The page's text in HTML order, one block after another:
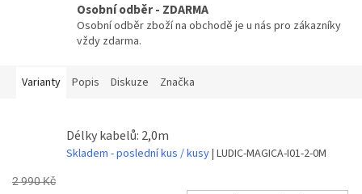
Osobní odběr - ZDARMA
Osobní odběr zboží na obchodě je u nás pro zákazníky
vždy zdarma.
Varianty Popis Diskuze Značka
Délky kabelů: 2,0m
Skladem - poslední kus / kusy| LUDIC-MAGICA-I01-2-0M
2 990 Kč